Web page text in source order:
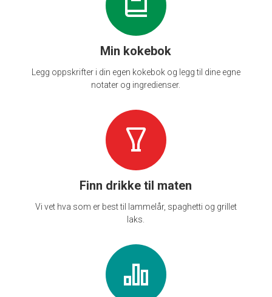
Min kokebok
Legg oppskrifter i din egen kokebok og legg til dine egne
notater og ingredienser.
Finn drikke til maten
Vi vet hva som er best til lammelår, spaghetti og grillet
laks.